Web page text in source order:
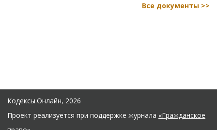
Все документы >>
Кодексы.Онлайн, 2026
Проект реализуется при поддержке журнала «Гражданское